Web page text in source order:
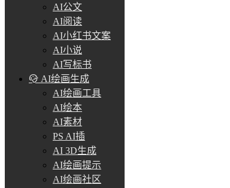
AI公文
AI阅读
AI小红书文案
AI小说
AI写标书
AI绘画生成
AI绘画工具
AI绘本
AI素材
PS AI插
AI 3D生成
AI绘画提示
AI绘画社区